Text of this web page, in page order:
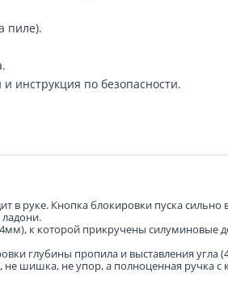
пиле).
и инструкция по безопасности.
в руке. Кнопка блокировки пуска сильно
к которой прикручены силуминовые
глубины пропила и выставления угла
не шишка, не упор, а полноценная ручка с